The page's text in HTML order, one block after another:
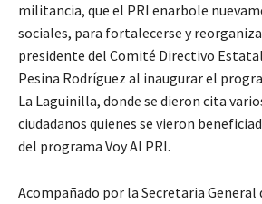
militancia, que el PRI enarbole
sociales, para fortalecerse y
presidente del Comité Directivo Estatal
Pesina Rodríguez al inaugurar el
La Laguinilla, donde se dieron cita
ciudadanos quienes se vieron
del programa Voy Al PRI.
Acompañado por la Secretaria General